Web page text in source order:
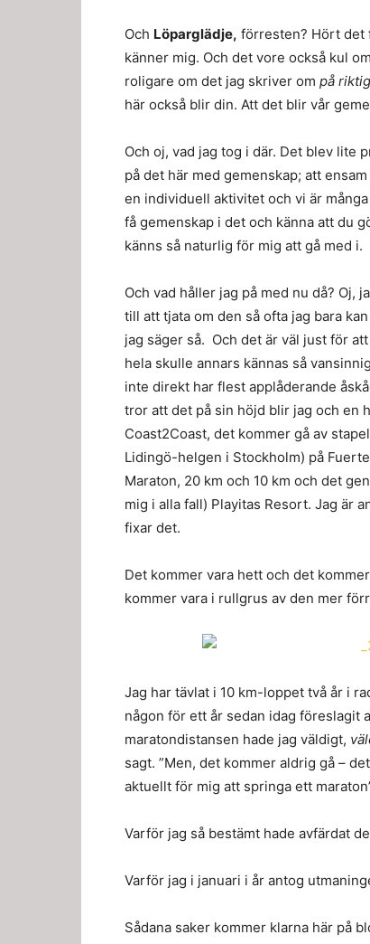
Och Löparglädje, förresten? Hört det
känner mig. Och det vore också kul
roligare om det jag skriver om på
här också blir din. Att det blir vår
Och oj, vad jag tog i där. Det blev lite
på det här med gemenskap; att
en individuell aktivitet och vi är
få gemenskap i det och känna att du
känns så naturlig för mig att gå med i.
Och vad håller jag på med nu då? Oj,
till att tjata om den så ofta jag bara
jag säger så. Och det är väl just för
hela skulle annars kännas så
inte direkt har flest applåderande
tror att det på sin höjd blir jag och en
Coast2Coast, det kommer gå av
Lidingö-helgen i Stockholm) på
Maraton, 20 km och 10 km och det
mig i alla fall) Playitas Resort. Jag är
fixar det.
Det kommer vara hett och det
kommer vara i rullgrus av den mer
Jag har tävlat i 10 km-loppet två år i
någon för ett år sedan idag föreslagit
maratondistansen hade jag väldigt,
sagt. ”Men, det kommer aldrig gå –
aktuellt för mig att springa ett
Varför jag så bestämt hade avfärdat
Varför jag i januari i år antog
Sådana saker kommer klarna här på